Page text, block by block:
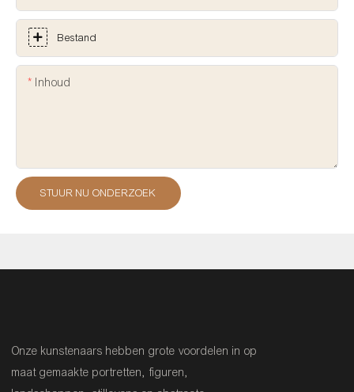
Bestand
Inhoud
STUUR NU ONDERZOEK
Onze kunstenaars hebben grote voordelen in op
maat gemaakte portretten, figuren,